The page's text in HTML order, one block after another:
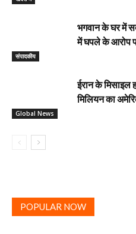
‎संपादकीय
भगवान के घर में
में घपले के आरोप
Global News
ईरान के
मिलियन का
POPULAR NOW